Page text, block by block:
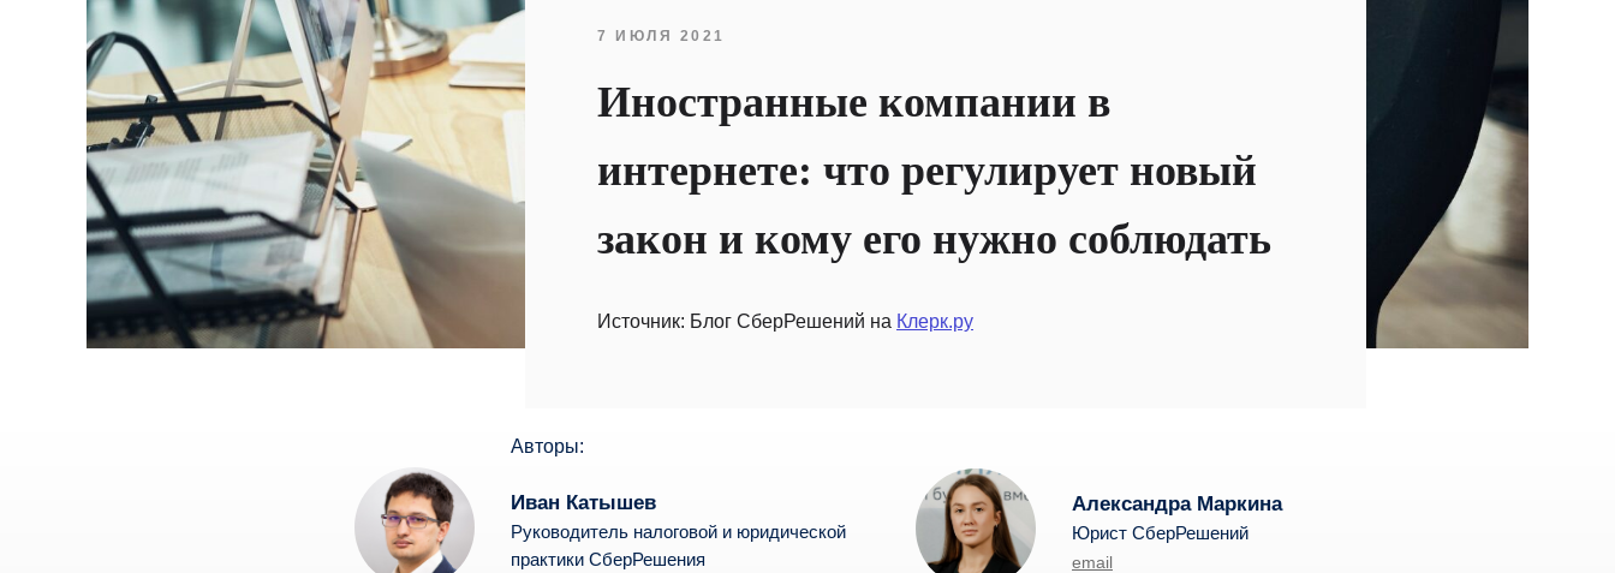
7 ИЮЛЯ 2021
Иностранные компании в
интернете: что регулирует новый
закон и кому его нужно соблюдать
Источник: Блог СберРешений на Клерк.ру
Иван Катышев
Руководитель налоговой и юридической
практики СберРешения
Авторы:
Александра Маркина
Юрист СберРешений
email